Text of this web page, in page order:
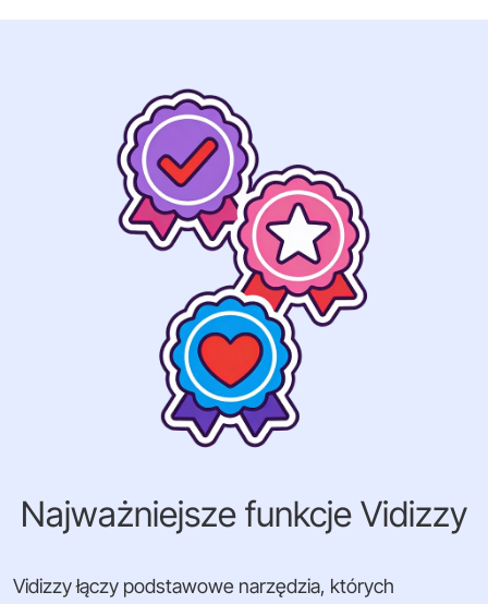
Najważniejsze funkcje Vidizzy
Vidizzy łączy podstawowe narzędzia, których